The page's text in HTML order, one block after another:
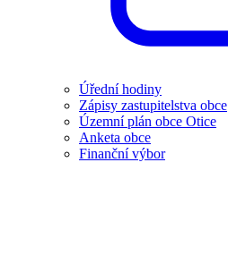
Úřední hodiny
Zápisy zastupitelstva obce
Územní plán obce Otice
Anketa obce
Finanční výbor